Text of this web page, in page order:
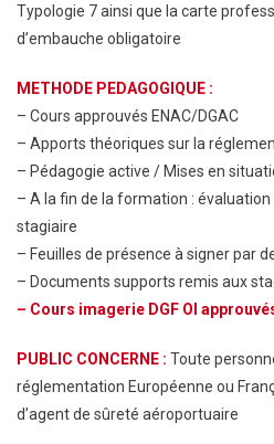
Typologie 7 ainsi que la carte
d’embauche obligatoire
METHODE PEDAGOGIQUE :
– Cours approuvés ENAC/DGAC
– Apports théoriques sur la
– Pédagogie active / Mises en
– A la fin de la formation :
stagiaire
– Feuilles de présence à signer par
– Documents supports remis aux
– Cours imagerie DGF OI
PUBLIC CONCERNE : Toute
réglementation Européenne ou
d’agent de sûreté aéroportuaire